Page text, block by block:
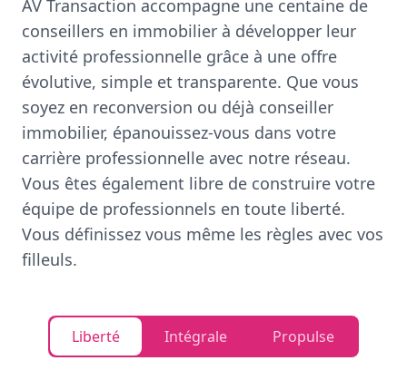
AV Transaction accompagne une centaine de
conseillers en immobilier à développer leur
activité professionnelle grâce à une offre
évolutive, simple et transparente. Que vous
soyez en reconversion ou déjà conseiller
immobilier, épanouissez-vous dans votre
carrière professionnelle avec notre réseau.
Vous êtes également libre de construire votre
équipe de professionnels en toute liberté.
Vous définissez vous même les règles avec vos
filleuls.
Liberté Intégrale Propulse